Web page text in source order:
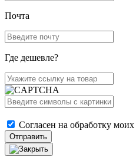
Почта
Где дешевле?
Согласен на обработку моих
Отправить